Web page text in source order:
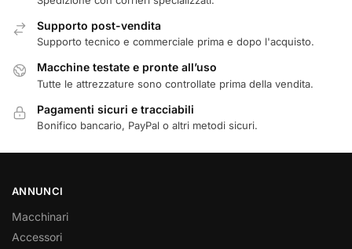
Supporto post-vendita
Supporto tecnico e commerciale prima e dopo l'acquisto.
Macchine testate e pronte all’uso
Tutte le attrezzature sono controllate prima della vendita.
Pagamenti sicuri e tracciabili
Bonifico bancario, PayPal o altri metodi sicuri.
ANNUNCI
Macchinari
Accessori